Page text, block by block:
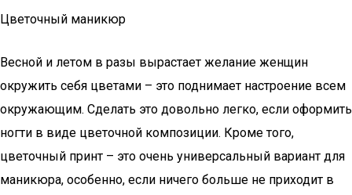
Цветочный маникюр
Весной и летом в разы вырастает желание женщин
окружить себя цветами – это поднимает настроение всем
окружающим. Сделать это довольно легко, если оформить
ногти в виде цветочной композиции. Кроме того,
цветочный принт – это очень универсальный вариант для
маникюра, особенно, если ничего больше не приходит в